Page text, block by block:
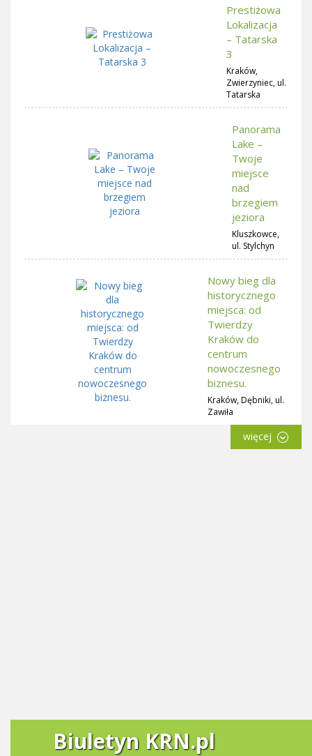
Prestiżowa
Lokalizacja
– Tatarska
3
Kraków,
Zwierzyniec, ul.
Tatarska
Panorama
Lake –
Twoje
miejsce
nad
brzegiem
jeziora
Kluszkowce,
ul. Stylchyn
Nowy bieg dla
historycznego
miejsca: od
Twierdzy
Kraków do
centrum
nowoczesnego
biznesu.
Kraków, Dębniki, ul.
Zawiła
więcej
Biuletyn KRN.pl